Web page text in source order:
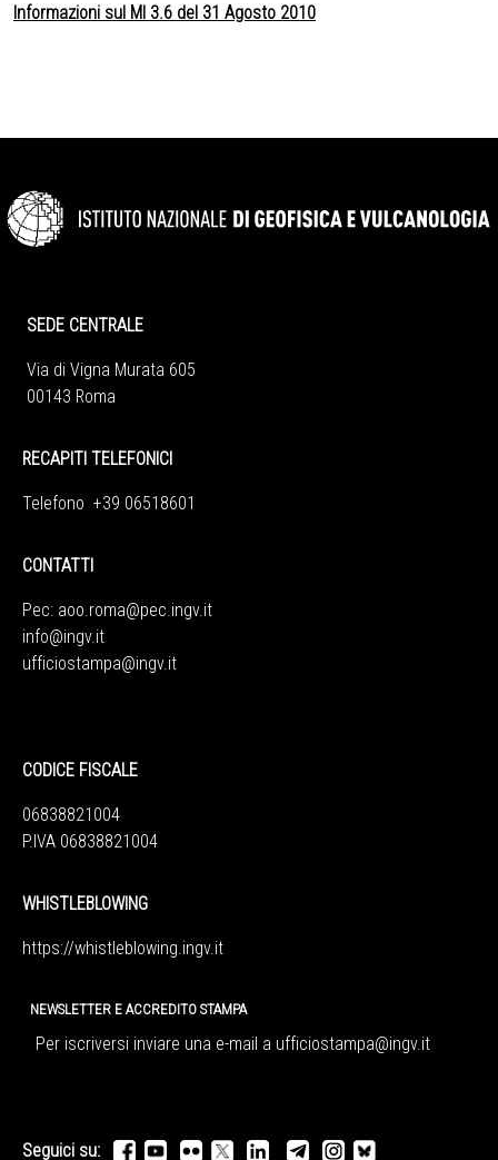
Informazioni sul Ml 3.6 del 31 Agosto 2010
SEDE CENTRALE
Via di Vigna Murata 605
00143 Roma
RECAPITI TELEFONICI
Telefono +39 06518601
CONTATTI
Pec: aoo.roma@pec.ingv.it
info@ingv.it
ufficiostampa@ingv.it
CODICE FISCALE
06838821004
P.IVA 06838821004
WHISTLEBLOWING
https://whistleblowing.ingv. it
NEWSLETTER E ACCREDITO STAMPA
Per iscriversi inviare una e-mail a ufficiostampa@ingv.it
Seguici su: